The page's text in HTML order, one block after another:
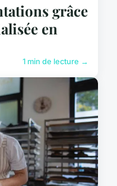
grâce
en
1 min de lecture →